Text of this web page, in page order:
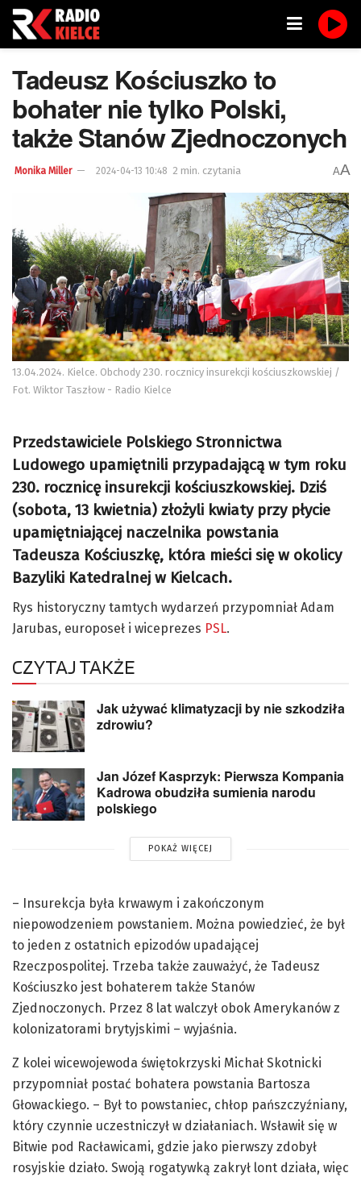
Tadeusz Kościuszko to
bohater nie tylko Polski,
także Stanów Zjednoczonych
Monika Miller 2024-04-13 10:48 2 min. czytania AA
13.04.2024. Kielce. Obchody 230. rocznicy insurekcji kościuszkowskiej /
Fot. Wiktor Taszłow - Radio Kielce
Przedstawiciele Polskiego Stronnictwa
Ludowego upamiętnili przypadającą w tym roku
230. rocznicę insurekcji kościuszkowskiej. Dziś
(sobota, 13 kwietnia) złożyli kwiaty przy płycie
upamiętniającej naczelnika powstania
Tadeusza Kościuszkę, która mieści się w okolicy
Bazyliki Katedralnej w Kielcach.
Rys historyczny tamtych wydarzeń przypomniał Adam
Jarubas, europoseł i wiceprezes PSL.
CZYTAJ TAKŻE
Jak używać klimatyzacji by nie szkodziła
zdrowiu?
Jan Józef Kasprzyk: Pierwsza Kompania
Kadrowa obudziła sumienia narodu
polskiego
POKAŻ WIĘCEJ
– Insurekcja była krwawym i zakończonym
niepowodzeniem powstaniem. Można powiedzieć, że był
to jeden z ostatnich epizodów upadającej
Rzeczpospolitej. Trzeba także zauważyć, że Tadeusz
Kościuszko jest bohaterem także Stanów
Zjednoczonych. Przez 8 lat walczył obok Amerykanów z
kolonizatorami brytyjskimi – wyjaśnia.
Z kolei wicewojewoda świętokrzyski Michał Skotnicki
przypomniał postać bohatera powstania Bartosza
Głowackiego. – Był to powstaniec, chłop pańszczyźniany,
który czynnie uczestniczył w działaniach. Wsławił się w
Bitwie pod Racławicami, gdzie jako pierwszy zdobył
rosyjskie działo. Swoją rogatywką zakrył lont działa, więc